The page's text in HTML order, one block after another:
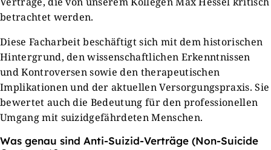
betrachtet werden.
Diese Facharbeit beschäftigt sich mit dem historischen
Hintergrund, den wissenschaftlichen Erkenntnissen
und Kontroversen sowie den therapeutischen
Implikationen und der aktuellen Versorgungspraxis. Sie
bewertet auch die Bedeutung für den professionellen
Umgang mit suizidgefährdeten Menschen.
Was genau sind Anti-Suizid-Verträge (Non-Suicide